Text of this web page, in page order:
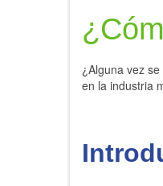
¿Alguna vez
en la industria